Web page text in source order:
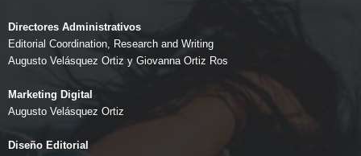
Directores Administrativos
Editorial Coordination, Research and Writing
Augusto Velásquez Ortiz y Giovanna Ortiz Ros
Marketing Digital
Augusto Velásquez Ortiz
Diseño Editorial